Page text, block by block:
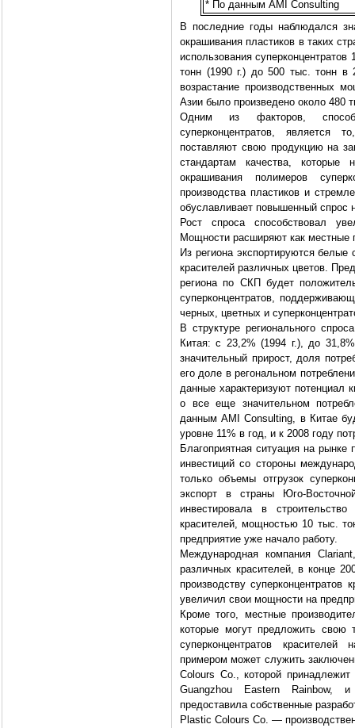
* По данным AMI Consulting
В последние годы наблюдался
окрашивания пластиков в таких
использования
тонн (1990 г.) до 500 тыс. тонн в
возрастание производственных
Азии было произведено около 480
Одним из факторов,
суперконцентратов, является
поставляют свою продукцию на
стандартам качества,
окрашивания полимеров
производства пластиков и
обуславливает повышенный спрос
Рост спроса способствовал
Мощности расширяют как местные
Из региона экспортируются белые
красителей различных цветов.
региона по СКП будет
суперконцентратов,
черных, цветных и
В структуре регионального
Китая: с 23,2% (1994 г.), до
значительный прирост, доля
его доле в регональном
данные характеризуют потенциал
о все еще значительном
данным AMI Consulting, в Китае
уровне 11% в год, и к 2008 году
Благоприятная ситуация на
инвестиций со стороны
только объемы отгрузок
экспорт в страны Юго-
инвестировала в
красителей, мощностью 10 тыс.
предприятие уже начало работу.
Международная компания
различных красителей, в конце
производству
увеличил свои мощности на
Кроме того, местные
которые могут предложить свою
суперконцентратов
примером может служить
Colours Co., которой принадлежит
Guangzhou Eastern Rainbow, и
предоставила собственные
Plastic Colours Co. —